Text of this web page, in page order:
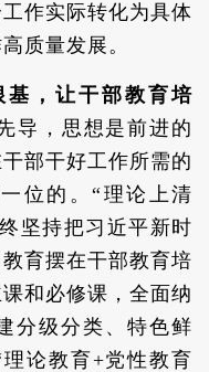
作实际转化为具体
质量发展。
，让干部教育培
导，思想是前进的
部干好工作所需的
位的。“理论上清
坚持把习近平新时
育摆在干部教育培
和必修课，全面纳
分级分类、特色鲜
论教育+党性教育